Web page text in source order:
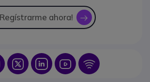
ahora! icon
Icon IconIcon Icon Icon